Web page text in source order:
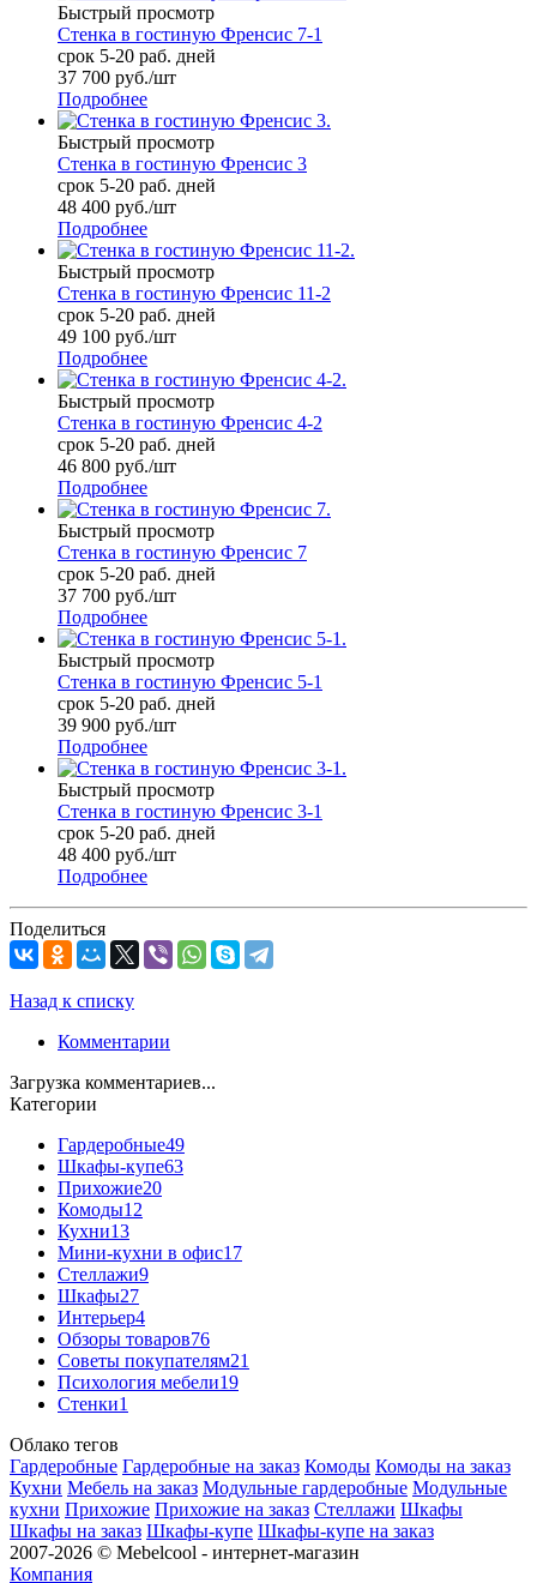
Быстрый просмотр
Стенка в гостиную Френсис 7-1
срок 5-20 раб. дней
37 700 руб./шт
Подробнее
Быстрый просмотр
Стенка в гостиную Френсис 3
срок 5-20 раб. дней
48 400 руб./шт
Подробнее
Быстрый просмотр
Стенка в гостиную Френсис 11-2
срок 5-20 раб. дней
49 100 руб./шт
Подробнее
Быстрый просмотр
Стенка в гостиную Френсис 4-2
срок 5-20 раб. дней
46 800 руб./шт
Подробнее
Быстрый просмотр
Стенка в гостиную Френсис 7
срок 5-20 раб. дней
37 700 руб./шт
Подробнее
Быстрый просмотр
Стенка в гостиную Френсис 5-1
срок 5-20 раб. дней
39 900 руб./шт
Подробнее
Быстрый просмотр
Стенка в гостиную Френсис 3-1
срок 5-20 раб. дней
48 400 руб./шт
Подробнее
Поделиться
Назад к списку
Комментарии
Загрузка комментариев...
Категории
Гардеробные49
Шкафы-купе63
Прихожие20
Комоды12
Кухни13
Мини-кухни в офис17
Стеллажи9
Шкафы27
Интерьер4
Обзоры товаров76
Советы покупателям21
Психология мебели19
Стенки1
Облако тегов
Гардеробные Гардеробные на заказ Комоды Комоды на заказ
Кухни Мебель на заказ Модульные гардеробные Модульные
кухни Прихожие Прихожие на заказ Стеллажи Шкафы
Шкафы на заказ Шкафы-купе Шкафы-купе на заказ
2007-2026 © Mebelcool - интернет-магазин
Компания